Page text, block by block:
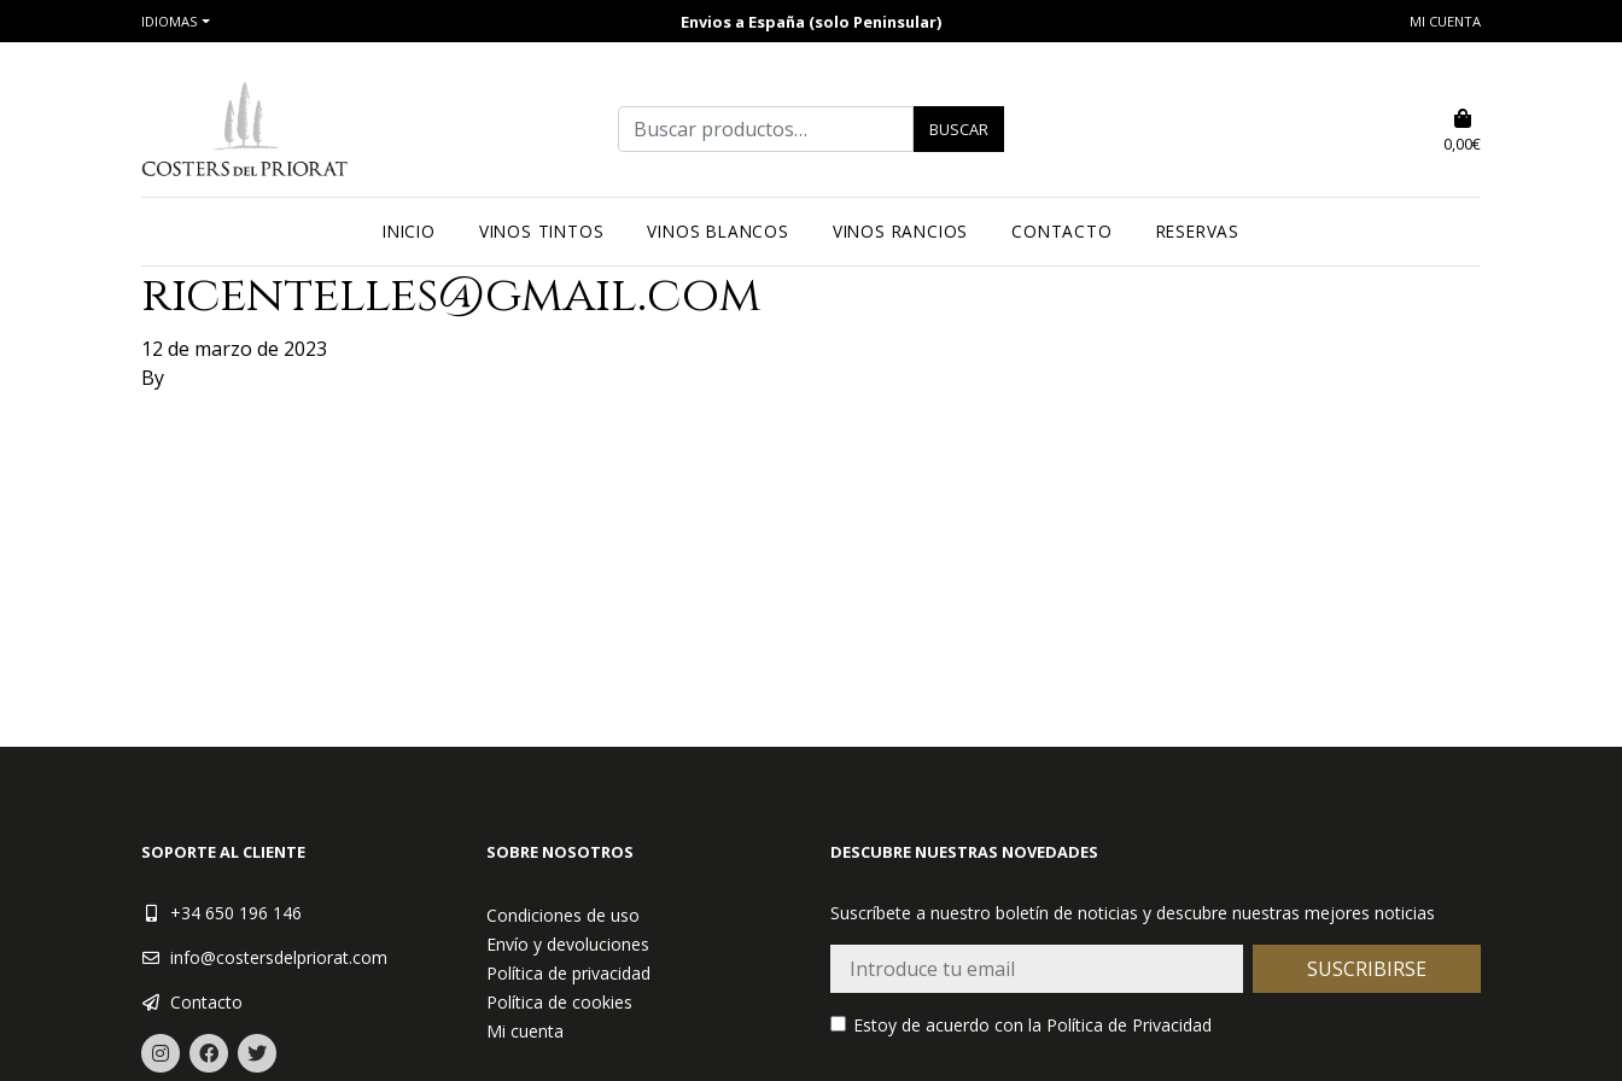
IDIOMAS Envios a España (solo Peninsular) MI CUENTA
INICIO VINOS TINTOS VINOS BLANCOS VINOS RANCIOS CONTACTO RESERVAS
BUSCAR
0,00€
ricentelles@gmail.com
12 de marzo de 2023
By
SOPORTE AL CLIENTE
+34 650 196 146
info@costersdelpriorat.com
Contacto
SOBRE NOSOTROS
Condiciones de uso
Envío y devoluciones
Política de privacidad
Política de cookies
Mi cuenta
DESCUBRE NUESTRAS NOVEDADES
Suscríbete a nuestro boletín de noticias y descubre nuestras mejores noticias
SUSCRIBIRSE
Estoy de acuerdo con la Política de Privacidad